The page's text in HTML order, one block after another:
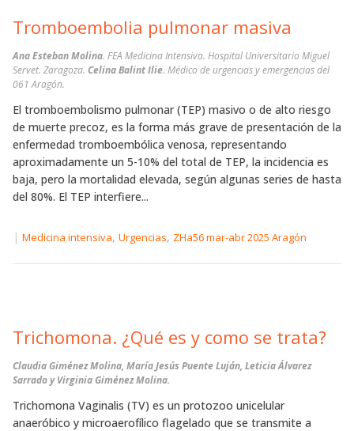
Tromboembolia pulmonar masiva
Ana Esteban Molina. FEA Medicina Intensiva. Hospital Universitario Miguel
Servet. Zaragoza. Celina Balint Ilie. Médico de urgencias y emergencias del
061 Aragón.
El tromboembolismo pulmonar (TEP) masivo o de alto riesgo
de muerte precoz, es la forma más grave de presentación de la
enfermedad tromboembólica venosa, representando
aproximadamente un 5-10% del total de TEP, la incidencia es
baja, pero la mortalidad elevada, según algunas series de hasta
del 80%. El TEP interfiere...
| Medicina intensiva, Urgencias, ZHa56 mar-abr 2025 Aragón
Trichomona. ¿Qué es y como se trata?
Claudia Giménez Molina, María Jesús Puente Luján, Leticia Álvarez
Sarrado y Virginia Giménez Molina.
Trichomona Vaginalis (TV) es un protozoo unicelular
anaeróbico y microaerofílico flagelado que se transmite a